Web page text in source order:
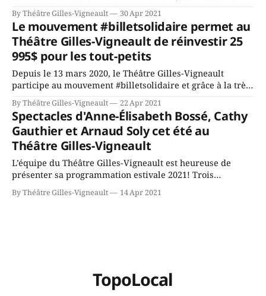
professionnelle des diffuseurs de spectacles - RIDEAU. Le
Théâtre Gilles-Vigneault s’est illustré en remportant le
prix J’aime mon public qui récompense un diffuseur de
spectacles qui s’
By Théâtre Gilles-Vigneault 30 Apr 2021
Le mouvement #billetsolidaire permet au
Théâtre Gilles-Vigneault de réinvestir 25
995$ pour les tout-petits
Depuis le 13 mars 2020, le Théâtre Gilles-Vigneault
participe au mouvement #billetsolidaire et grâce à la très
grande générosité de nos clients, la somme exceptionnelle
de 25 995 $ a été amassée à ce jour! « Nous sommes très
reconnaissants de la générosité de notre clientèle et de
leur participation au
By Théâtre Gilles-Vigneault 22 Apr 2021
Spectacles d'Anne-Élisabeth Bossé, Cathy
Gauthier et Arnaud Soly cet été au
Théâtre Gilles-Vigneault
L’équipe du Théâtre Gilles-Vigneault est heureuse de
présenter sa programmation estivale 2021! Trois
humoristes, Anne-Élisabeth Bossé, Cathy Gauthier et
Arnaud Soly, se succèderont sur les planches du Théâtre
By Théâtre Gilles-Vigneault 14 Apr 2021
TopoLocal